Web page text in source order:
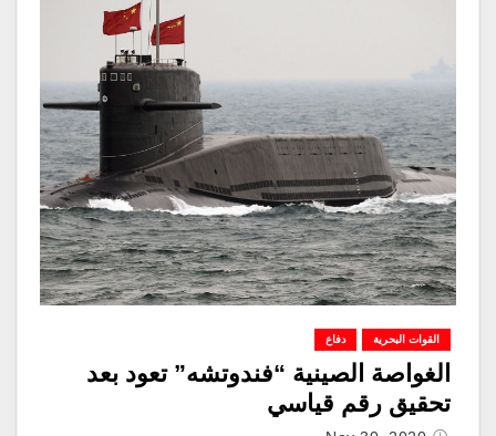
القوات البحرية دفاع
الغواصة الصينية “فندوتشه” تعود بعد
تحقيق رقم قياسي